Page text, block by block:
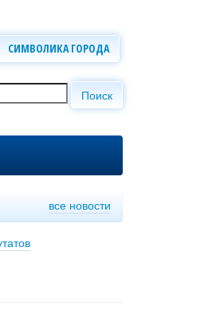
СИМВОЛИКА ГОРОДА
поиска
все новости